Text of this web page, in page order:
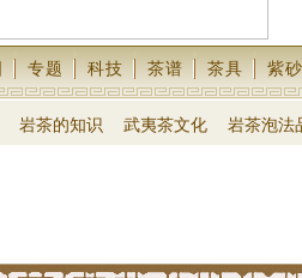
专题 科技 茶谱 茶具 紫砂
岩茶的知识 武夷茶文化 岩茶泡法